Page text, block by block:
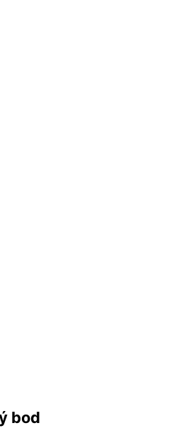
bod